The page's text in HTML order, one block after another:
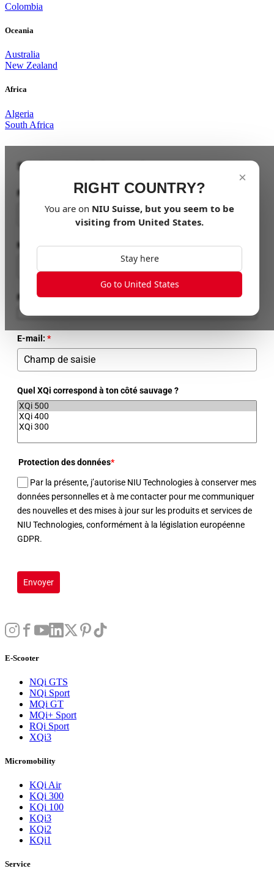
Colombia
Oceania
Australia
New Zealand
Africa
Algeria
South Africa
×
RIGHT COUNTRY?
You are on NIU Suisse, but you seem to be
visiting from United States.
Stay here
Go to United States
Sois le premier à dompter le sauvage !
Prénom
Nom
Pays
E-mail: *
Quel XQi correspond à ton côté sauvage ?
Protection des données*
Par la présente, j’autorise NIU Technologies à conserver mes
données personnelles et à me contacter pour me communiquer
des nouvelles et des mises à jour sur les produits et services de
NIU Technologies, conformément à la législation européenne
GDPR.
Envoyer
E-Scooter
NQi GTS
NQi Sport
MQi GT
MQi+ Sport
RQi Sport
XQi3
Micromobility
KQi Air
KQi 300
KQi 100
KQi3
KQi2
KQi1
Service